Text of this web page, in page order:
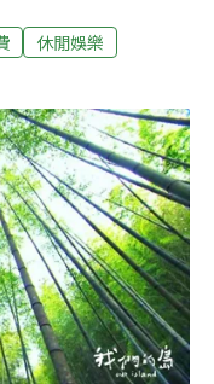
者仍擔心，林業真
？環境資訊中心記
之間，讓林場生態不
處在新竹五峰鄉海
林，眼前的柳杉林拔
光透過枝葉的間隙
幹上潮濕、寒冷的
嗯～繩嗯～」鋸木
等等！先別急著報
而是永泰林業正在
休閒娛樂